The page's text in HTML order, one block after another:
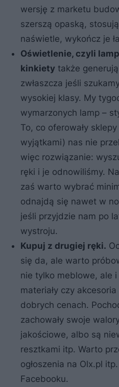
wersję z marketu
szerszą opaską,
naświetle, wykończ je
Oświetlenie, czyli
kinkiety także
zwłaszcza jeśli
wysokiej klasy. My
wymarzonych lamp –
To, co oferowały
wyjątkami) nas nie
więc rozwiązanie:
ręki i je odnowiliśmy.
zaś warto wybrać
odnajdą się nawet w
jeśli przyjdzie nam po
wystroju.
Kupuj z drugiej ręki.
się da, ale warto
nie tylko meblowe, ale
materiały czy
dobrych cenach.
zachowały swoje
jakościowe, albo są
resztkami itp. Warto
ogłoszenia na Olx.pl
Facebooku.